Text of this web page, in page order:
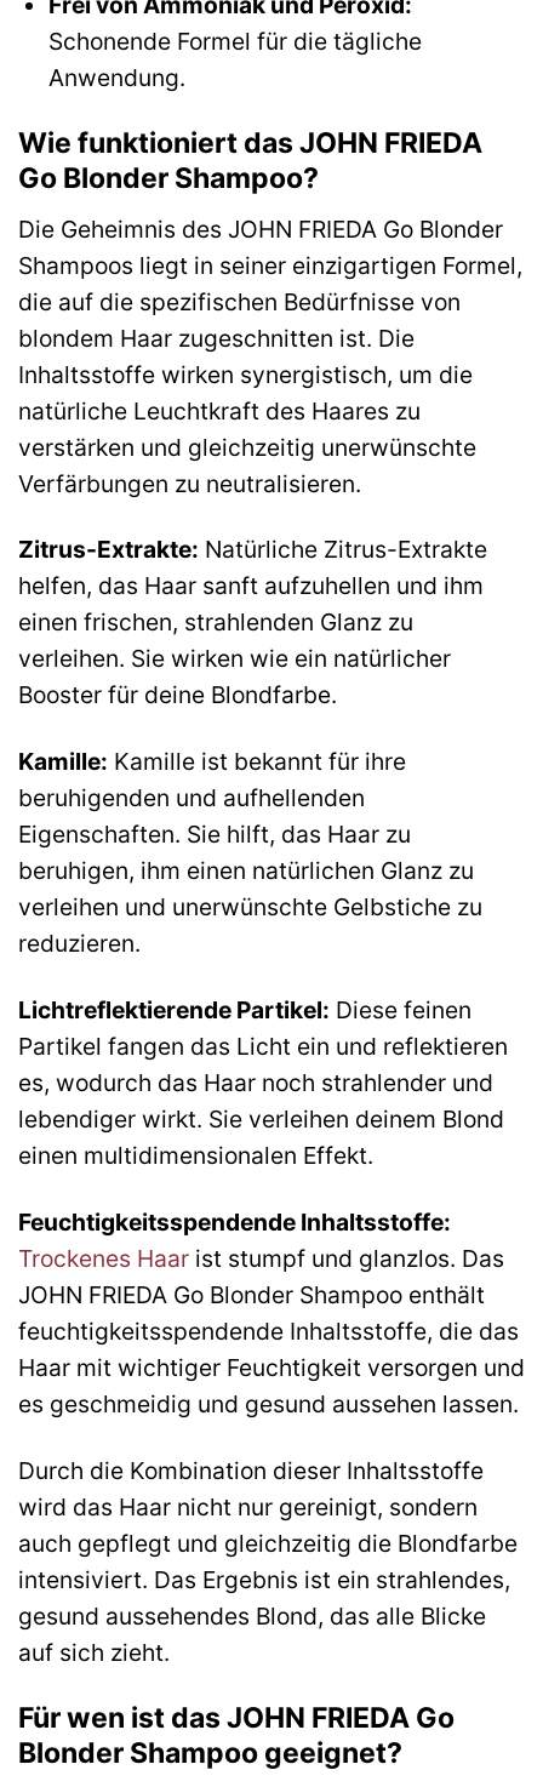
Schonende Formel für die tägliche
Anwendung.
Wie funktioniert das JOHN FRIEDA
Go Blonder Shampoo?
Die Geheimnis des JOHN FRIEDA Go Blonder
Shampoos liegt in seiner einzigartigen Formel,
die auf die spezifischen Bedürfnisse von
blondem Haar zugeschnitten ist. Die
Inhaltsstoffe wirken synergistisch, um die
natürliche Leuchtkraft des Haares zu
verstärken und gleichzeitig unerwünschte
Verfärbungen zu neutralisieren.
Zitrus-Extrakte: Natürliche Zitrus-Extrakte
helfen, das Haar sanft aufzuhellen und ihm
einen frischen, strahlenden Glanz zu
verleihen. Sie wirken wie ein natürlicher
Booster für deine Blondfarbe.
Kamille: Kamille ist bekannt für ihre
beruhigenden und aufhellenden
Eigenschaften. Sie hilft, das Haar zu
beruhigen, ihm einen natürlichen Glanz zu
verleihen und unerwünschte Gelbstiche zu
reduzieren.
Lichtreflektierende Partikel: Diese feinen
Partikel fangen das Licht ein und reflektieren
es, wodurch das Haar noch strahlender und
lebendiger wirkt. Sie verleihen deinem Blond
einen multidimensionalen Effekt.
Feuchtigkeitsspendende Inhaltsstoffe:
Trockenes Haar ist stumpf und glanzlos. Das
JOHN FRIEDA Go Blonder Shampoo enthält
feuchtigkeitsspendende Inhaltsstoffe, die das
Haar mit wichtiger Feuchtigkeit versorgen und
es geschmeidig und gesund aussehen lassen.
Durch die Kombination dieser Inhaltsstoffe
wird das Haar nicht nur gereinigt, sondern
auch gepflegt und gleichzeitig die Blondfarbe
intensiviert. Das Ergebnis ist ein strahlendes,
gesund aussehendes Blond, das alle Blicke
auf sich zieht.
Für wen ist das JOHN FRIEDA Go
Blonder Shampoo geeignet?